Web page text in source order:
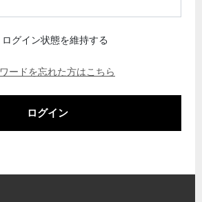
ログイン状態を維持する
ードを忘れた方はこちら
ログイン